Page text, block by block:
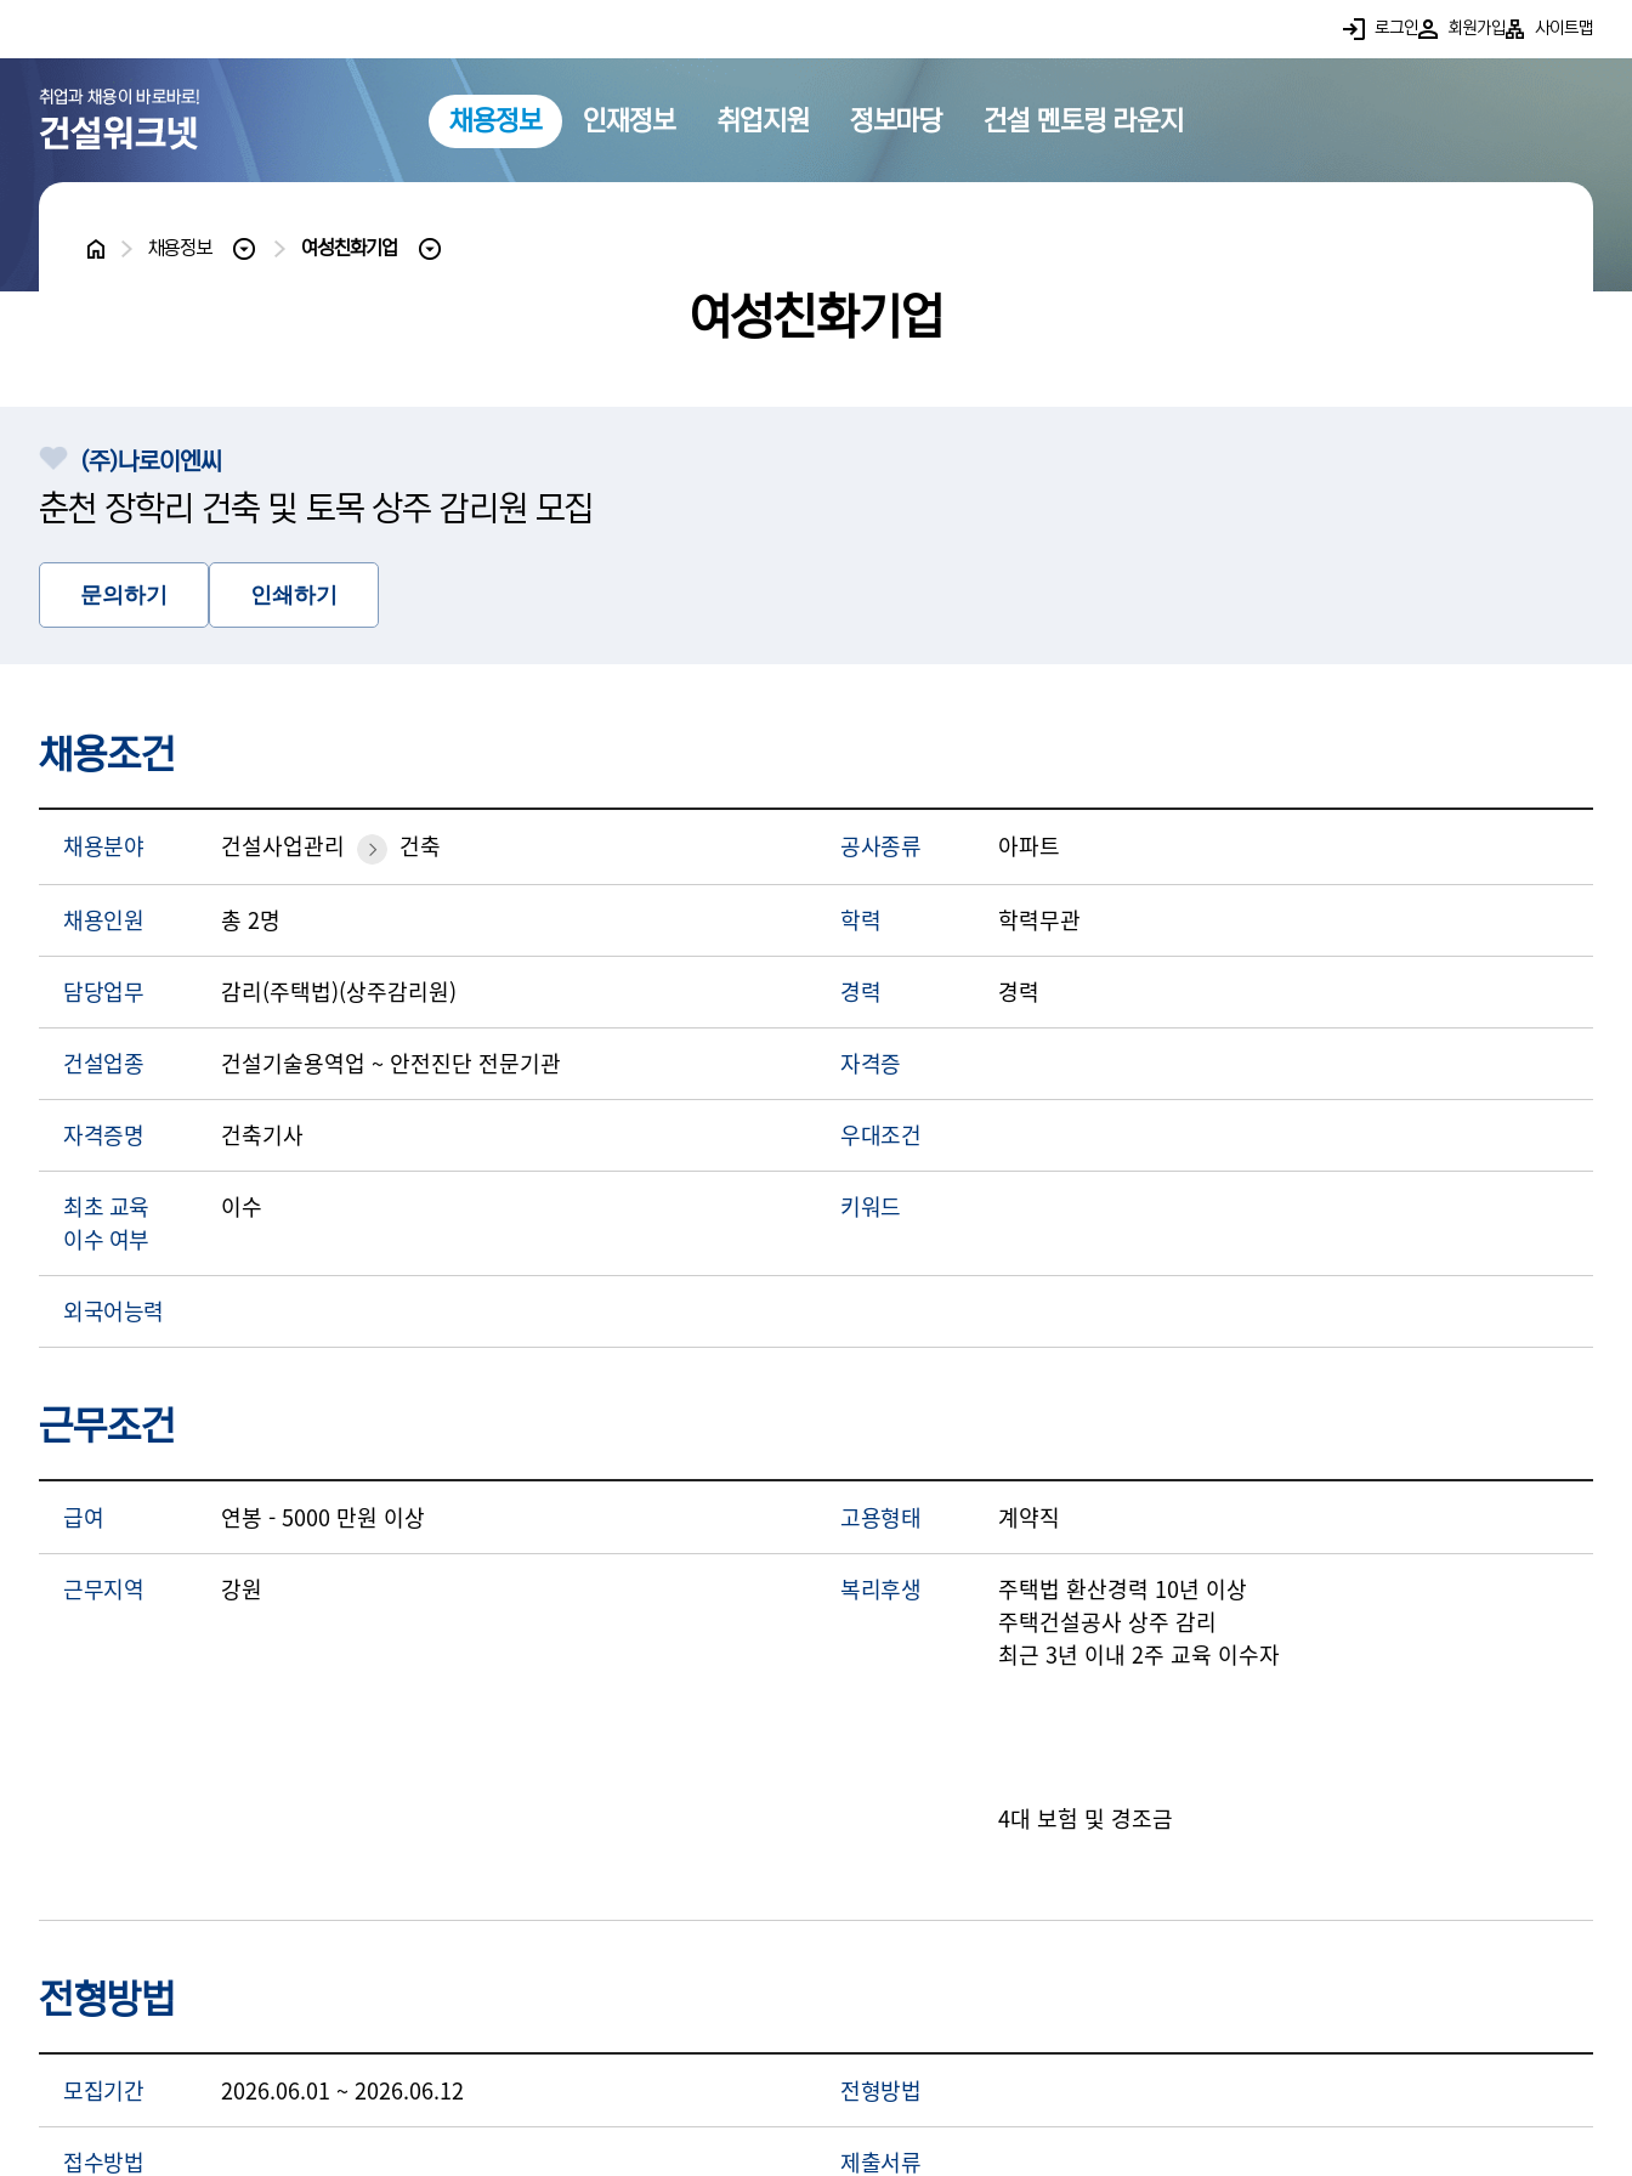
로그인 회원가입 사이트맵
채용정보 인재정보 취업지원 정보마당 건설 멘토링 라운지
홈 채용정보 여성친화기업
여성친화기업
(주)나로이엔씨
춘천 장학리 건축 및 토목 상주 감리원 모집
문의하기 인쇄하기
채용조건
채용분야 건설사업관리 건축 공사종류 아파트
채용인원 총 2명 학력 학력무관
담당업무 감리(주택법)(상주감리원) 경력 경력
건설업종 건설기술용역업 ~ 안전진단 전문기관 자격증
자격증명 건축기사 우대조건
최초 교육
이수 여부
이수 키워드
외국어능력
근무조건
급여 연봉 - 5000 만원 이상 고용형태 계약직
근무지역 강원 복리후생
주택법 환산경력 10년 이상
주택건설공사 상주 감리
최근 3년 이내 2주 교육 이수자
4대 보험 및 경조금
전형방법
모집기간 2026.06.01 ~ 2026.06.12 전형방법
접수방법 제출서류